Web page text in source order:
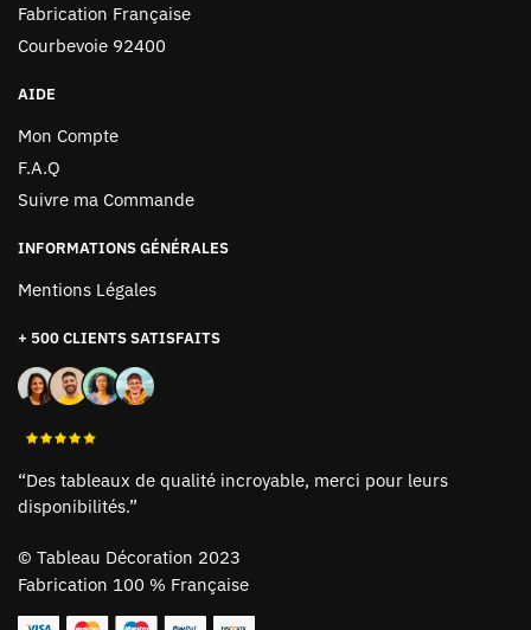
Fabrication Française
Courbevoie 92400
AIDE
Mon Compte
F.A.Q
Suivre ma Commande
INFORMATIONS GÉNÉRALES
Mentions Légales
+ 500 CLIENTS SATISFAITS
“Des tableaux de qualité incroyable, merci pour leurs
disponibilités.”
© Tableau Décoration 2023
Fabrication 100 % Française